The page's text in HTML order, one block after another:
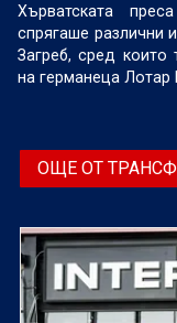
Хърватската
спрягаше различни
Загреб, сред които
на германеца Лотар
ОЩЕ ОТ